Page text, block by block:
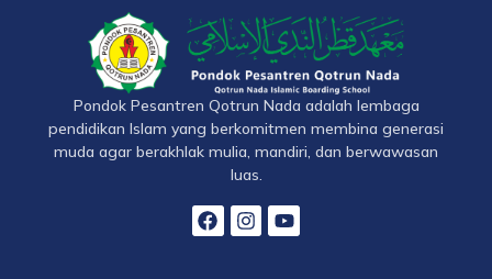
Pondok Pesantren Qotrun Nada adalah lembaga
pendidikan Islam yang berkomitmen membina generasi
muda agar berakhlak mulia, mandiri, dan berwawasan
luas.